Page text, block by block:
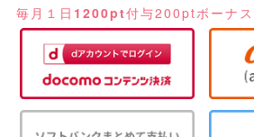
毎月１日 1200pt付与200ptボーナ